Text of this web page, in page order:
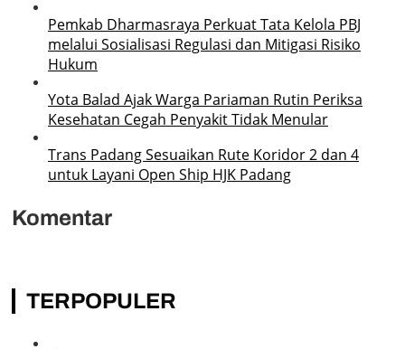
Pemkab Dharmasraya Perkuat Tata Kelola PBJ
melalui Sosialisasi Regulasi dan Mitigasi Risiko
Hukum
Yota Balad Ajak Warga Pariaman Rutin Periksa
Kesehatan Cegah Penyakit Tidak Menular
Trans Padang Sesuaikan Rute Koridor 2 dan 4
untuk Layani Open Ship HJK Padang
Komentar
TERPOPULER